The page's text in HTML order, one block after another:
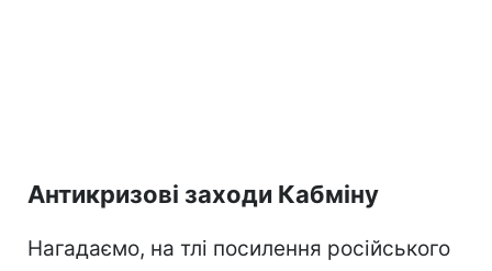
Антикризові заходи Кабміну
Нагадаємо, на тлі посилення російського